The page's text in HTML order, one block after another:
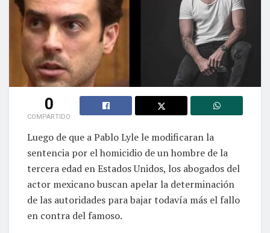
0
COMPARTIDO
Luego de que a Pablo Lyle le modificaran la
sentencia por el homicidio de un hombre de la
tercera edad en Estados Unidos, los abogados del
actor mexicano buscan apelar la determinación
de las autoridades para bajar todavía más el fallo
en contra del famoso.